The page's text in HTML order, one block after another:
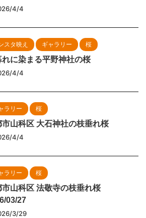
4/4
スタ映え ギャラリー 桜
れに染まる平野神社の桜
4/4
ラリー 桜
市山科区 大石神社の枝垂れ桜
4/4
ラリー 桜
市山科区 法敬寺の枝垂れ桜
03/27
3/29